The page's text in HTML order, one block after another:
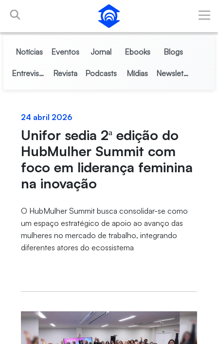
Skip to Main Content
Notícias Eventos Jornal Ebooks Blogs
Entrevistas Revista Podcasts Mídias Newsletter
24 abril 2026
Unifor sedia 2ª edição do
HubMulher Summit com
foco em liderança feminina
na inovação
O HubMulher Summit busca consolidar-se como
um espaço estratégico de apoio ao avanço das
mulheres no mercado de trabalho, integrando
diferentes atores do ecossistema